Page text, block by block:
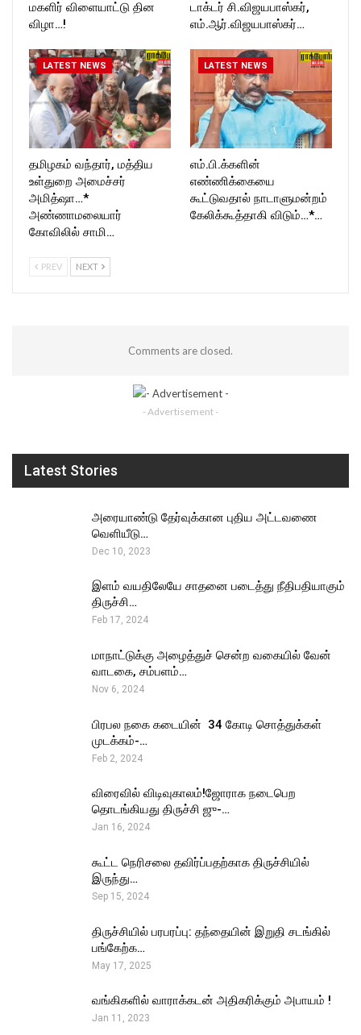
மகளிர் விளையாட்டு தின
விழா…!
டாக்டர் சி.விஜயபாஸ்கர்,
எம்.ஆர்.விஜயபாஸ்கர்…
LATEST NEWS
தமிழகம் வந்தார், மத்திய
உள்துறை அமைச்சர்
அமித்ஷா…*
அண்ணாமலையார்
கோவிலில் சாமி…
LATEST NEWS
எம்.பி.க்களின்
எண்ணிக்கையை
கூட்டுவதால் நாடாளுமன்றம்
கேலிக்கூத்தாகி விடும்…*…
PREV NEXT
Comments are closed.
- Advertisement -
Latest Stories
அரையாண்டு தேர்வுக்கான புதிய அட்டவணை
வெளியீடு…
Dec 10, 2023
இளம் வயதிலேயே சாதனை படைத்து நீதிபதியாகும்
திருச்சி…
Feb 17, 2024
மாநாட்டுக்கு அழைத்துச் சென்ற வகையில் வேன்
வாடகை, சம்பளம்…
Nov 6, 2024
பிரபல நகை கடையின் ₹ 34 கோடி சொத்துக்கள்
முடக்கம்-…
Feb 2, 2024
விரைவில் விடிவுகாலம்!ஜோராக நடைபெற
தொடங்கியது திருச்சி ஜு-…
Jan 16, 2024
கூட்ட நெரிசலை தவிர்ப்பதற்காக திருச்சியில்
இருந்து…
Sep 15, 2024
திருச்சியில் பரபரப்பு: தந்தையின் இறுதி சடங்கில்
பங்கேற்க…
May 17, 2025
வங்கிகளில் வாராக்கடன் அதிகரிக்கும் அபாயம் !
Jan 11, 2023